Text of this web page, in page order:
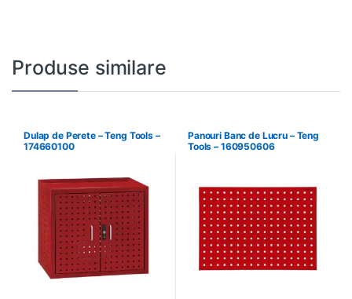
Produse similare
Dulap de Perete – Teng Tools –
174660100
Panouri Banc de Lucru – Teng
Tools – 160950606